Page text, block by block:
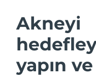
Akneyi
yapın
Yüz temizleme
Avustralya
Avusturya